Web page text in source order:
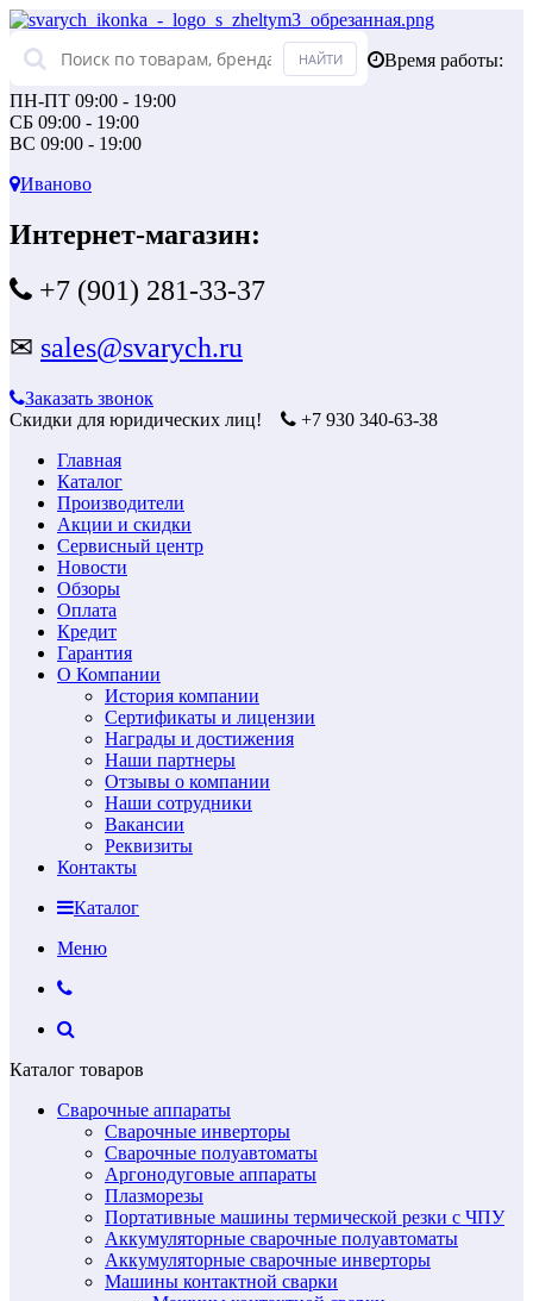
Время работы:
ПН-ПТ 09:00 - 19:00
СБ 09:00 - 19:00
ВС 09:00 - 19:00
Иваново
Интернет-магазин:
+7 (901) 281-33-37
✉ sales@svarych.ru
Заказать звонок
Скидки для юридических лиц!
+7 930 340-63-38
Главная
Каталог
Производители
Акции и скидки
Сервисный центр
Новости
Обзоры
Оплата
Кредит
Гарантия
О Компании
История компании
Сертификаты и лицензии
Награды и достижения
Наши партнеры
Отзывы о компании
Наши сотрудники
Вакансии
Реквизиты
Контакты
Каталог
Меню
Каталог товаров
Сварочные аппараты
Сварочные инверторы
Сварочные полуавтоматы
Аргонодуговые аппараты
Плазморезы
Портативные машины термической резки с ЧПУ
Аккумуляторные сварочные полуавтоматы
Аккумуляторные сварочные инверторы
Машины контактной сварки